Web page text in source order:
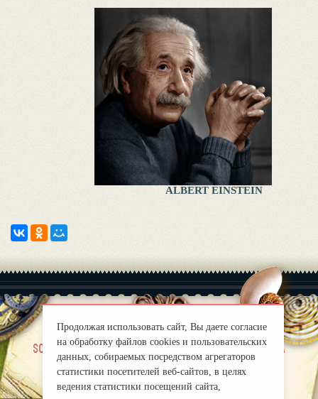
ALBERT EINSTEIN
sobre nosotros |
Правила
mirprognoz@mail.ru
Продолжая использовать сайт, Вы даете согласие
на обработку файлов cookies и пользовательских
данных, собираемых посредством агрегаторов
статистики посетителей веб-сайтов, в целях
ведения статистики посещений сайта,